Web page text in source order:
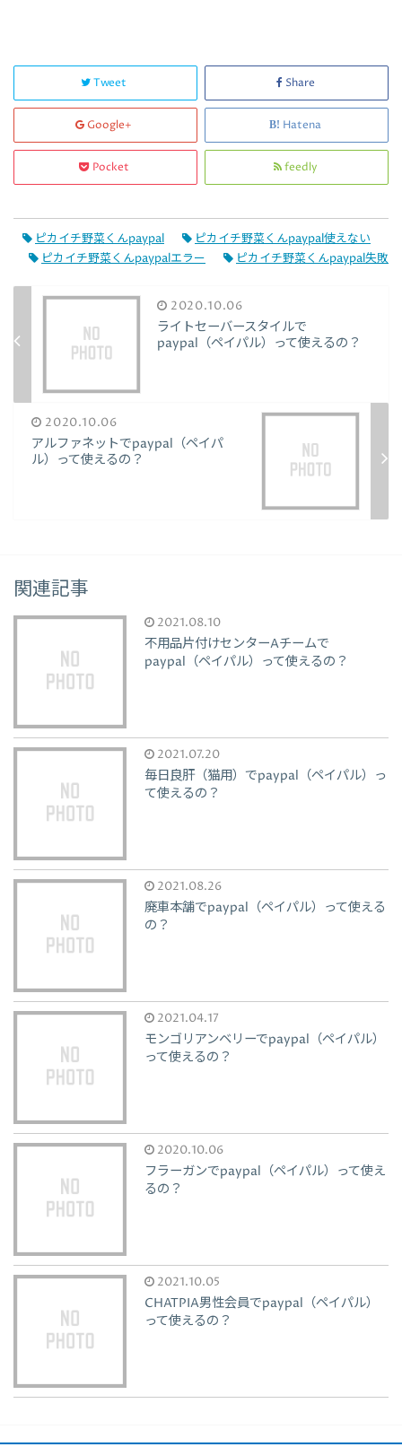
Tweet Share
Google+ Hatena
Pocket feedly
ピカイチ野菜くんpaypal
ピカイチ野菜くんpaypal使えない
ピカイチ野菜くんpaypalエラー
ピカイチ野菜くんpaypal失敗
2020.10.06
ライトセーバースタイルで
paypal（ペイパル）って使えるの？
2020.10.06
アルファネットでpaypal（ペイパ
ル）って使えるの？
関連記事
2021.08.10
不用品片付けセンターAチームで
paypal（ペイパル）って使えるの？
2021.07.20
毎日良肝（猫用）でpaypal（ペイパル）っ
て使えるの？
2021.08.26
廃車本舗でpaypal（ペイパル）って使える
の？
2021.04.17
モンゴリアンベリーでpaypal（ペイパル）
って使えるの？
2020.10.06
フラーガンでpaypal（ペイパル）って使え
るの？
2021.10.05
CHATPIA男性会員でpaypal（ペイパル）
って使えるの？